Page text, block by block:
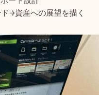
→資産への展望を描く